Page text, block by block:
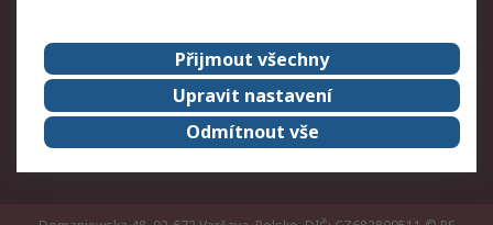
Kontakt
O naší společnosti
RS Group
Kariéra
Ocenění
ESG
Přijmout všechny
Upravit nastavení
Odmítnout vše